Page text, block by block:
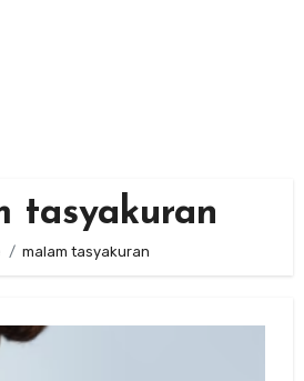
tasyakuran
malam tasyakuran